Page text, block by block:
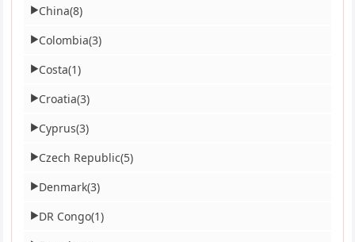
▶China(8)
▶Colombia(3)
▶Costa(1)
▶Croatia(3)
▶Cyprus(3)
▶Czech Republic(5)
▶Denmark(3)
▶DR Congo(1)